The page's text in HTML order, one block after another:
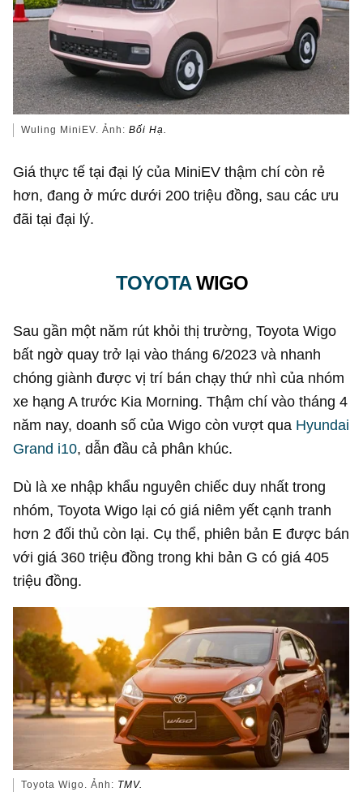
Wuling MiniEV. Ảnh:Bối Hạ.
Giá thực tế tại đại lý của MiniEV thậm chí còn rẻ
hơn, đang ở mức dưới 200 triệu đồng, sau các ưu
đãi tại đại lý.
TOYOTAWIGO
Sau gần một năm rút khỏi thị trường, Toyota Wigo
bất ngờ quay trở lại vào tháng 6/2023 và nhanh
chóng giành được vị trí bán chạy thứ nhì của nhóm
xe hạng A trước Kia Morning. Thậm chí vào tháng 4
năm nay, doanh số của Wigo còn vượt qua Hyundai
Grand i10, dẫn đầu cả phân khúc.
Dù là xe nhập khẩu nguyên chiếc duy nhất trong
nhóm, Toyota Wigo lại có giá niêm yết cạnh tranh
hơn 2 đối thủ còn lại. Cụ thể, phiên bản E được bán
với giá 360 triệu đồng trong khi bản G có giá 405
triệu đồng.
Toyota Wigo. Ảnh: TMV.